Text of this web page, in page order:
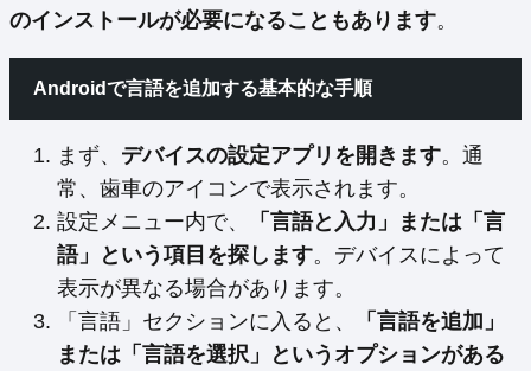
のインストールが必要になることもあります。
Androidで言語を追加する基本的な手順
まず、 デバイスの設定アプリを開きます。通
常、歯車のアイコンで表示されます。
設定メニュー内で、
「言語と入力」または「言
語」という項目を探します。デバイスによって
表示が異なる場合があります。
「言語」セクションに入ると、
「言語を追加」
または「言語を選択」というオプションがある